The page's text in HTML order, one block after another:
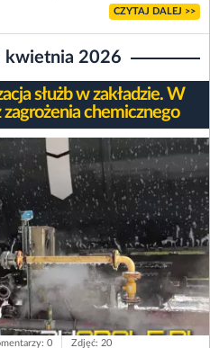
CZYTAJ DALEJ >>
kwietnia 2026
służb w zakładzie. W
zagrożenia chemicznego
0 Zdjęć: 20